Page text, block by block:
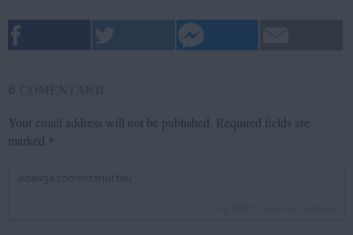
Your email address will not be published. Required fields are
marked *